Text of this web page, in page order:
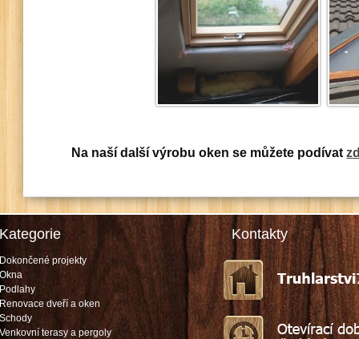
Na naší další výrobu oken se můžete podívat
Kategorie
Dokončené projekty
Okna
Podlahy
Renovace dveří a oken
Schody
Venkovní terasy a pergoly
Kontakty